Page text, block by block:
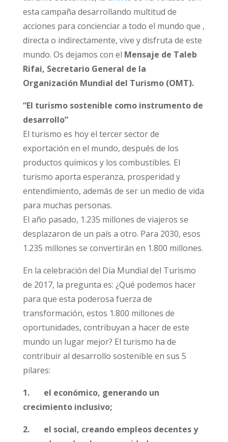
esta campaña desarrollando multitud de
acciones para concienciar a todo el mundo que ,
directa o indirectamente, vive y disfruta de este
mundo. Os dejamos con el Mensaje de Taleb
Rifai, Secretario General de la
Organización Mundial del Turismo (OMT).
“El turismo sostenible como instrumento de
desarrollo”
El turismo es hoy el tercer sector de
exportación en el mundo, después de los
productos químicos y los combustibles. El
turismo aporta esperanza, prosperidad y
entendimiento, además de ser un medio de vida
para muchas personas.
El año pasado, 1.235 millones de viajeros se
desplazaron de un país a otro. Para 2030, esos
1.235 millones se convertirán en 1.800 millones.
En la celebración del Día Mundial del Turismo
de 2017, la pregunta es: ¿Qué podemos hacer
para que esta poderosa fuerza de
transformación, estos 1.800 millones de
oportunidades, contribuyan a hacer de este
mundo un lugar mejor? El turismo ha de
contribuir al desarrollo sostenible en sus 5
pilares:
1. el económico, generando un
crecimiento inclusivo;
2. el social, creando empleos decentes y